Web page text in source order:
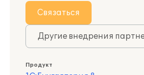
Связаться
Другие внедрения
Продукт